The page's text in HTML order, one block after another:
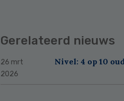
Gerelateerd nieuws
26 mrt
2026
Nivel: 4 op 10